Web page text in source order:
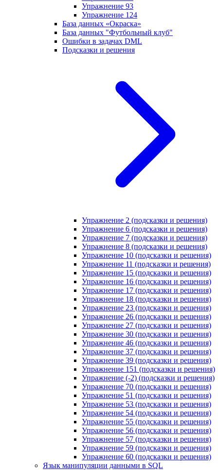
Упражнение 93
Упражнение 124
База данных «Окраска»
База данных "Футбольный клуб"
Ошибки в задачах DML
Подсказки и решения
Упражнение 2 (подсказки и решения)
Упражнение 6 (подсказки и решения)
Упражнение 7 (подсказки и решения)
Упражнение 8 (подсказки и решения)
Упражнение 10 (подсказки и решения)
Упражнение 11 (подсказки и решения)
Упражнение 15 (подсказки и решения)
Упражнение 16 (подсказки и решения)
Упражнение 17 (подсказки и решения)
Упражнение 18 (подсказки и решения)
Упражнение 23 (подсказки и решения)
Упражнение 26 (подсказки и решения)
Упражнение 27 (подсказки и решения)
Упражнение 30 (подсказки и решения)
Упражнение 46 (подсказки и решения)
Упражнение 37 (подсказки и решения)
Упражнение 39 (подсказки и решения)
Упражнение 151 (подсказки и решения)
Упражнение (-2) (подсказки и решения)
Упражнение 70 (подсказки и решения)
Упражнение 51 (подсказки и решения)
Упражнение 53 (подсказки и решения)
Упражнение 54 (подсказки и решения)
Упражнение 55 (подсказки и решения)
Упражнение 56 (подсказки и решения)
Упражнение 57 (подсказки и решения)
Упражнение 59 (подсказки и решения)
Упражнение 60 (подсказки и решения)
Язык манипуляции данными в SQL